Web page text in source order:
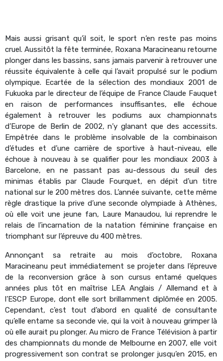
Mais aussi grisant qu’il soit, le sport n’en reste pas moins
cruel. Aussitôt la fête terminée, Roxana Maracineanu retourne
plonger dans les bassins, sans jamais parvenir à retrouver une
réussite équivalente à celle qui l’avait propulsé sur le podium
olympique. Ecartée de la sélection des mondiaux 2001 de
Fukuoka par le directeur de l’équipe de France Claude Fauquet
en raison de performances insuffisantes, elle échoue
également à retrouver les podiums aux championnats
d’Europe de Berlin de 2002, n’y glanant que des accessits.
Empêtrée dans le problème insolvable de la combinaison
d’études et d’une carrière de sportive à haut-niveau, elle
échoue à nouveau à se qualifier pour les mondiaux 2003 à
Barcelone, en ne passant pas au-dessous du seuil des
minimas établis par Claude Fourquet, en dépit d’un titre
national sur le 200 mètres dos. L’année suivante, cette même
règle drastique la prive d’une seconde olympiade à Athènes,
où elle voit une jeune fan, Laure Manaudou, lui reprendre le
relais de l’incarnation de la natation féminine française en
triomphant sur l’épreuve du 400 mètres.
Annonçant sa retraite au mois d’octobre, Roxana
Maracineanu peut immédiatement se projeter dans l’épreuve
de la reconversion grâce à son cursus entamé quelques
années plus tôt en maîtrise LEA Anglais / Allemand et à
l’ESCP Europe, dont elle sort brillamment diplômée en 2005.
Cependant, c’est tout d’abord en qualité de consultante
qu’elle entame sa seconde vie, qui la voit à nouveau grimper là
où elle aurait pu plonger. Au micro de France Télévision à partir
des championnats du monde de Melbourne en 2007, elle voit
progressivement son contrat se prolonger jusqu’en 2015, en